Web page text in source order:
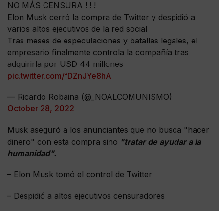
NO MÁS CENSURA ! ! !
Elon Musk cerró la compra de Twitter y despidió a
varios altos ejecutivos de la red social
Tras meses de especulaciones y batallas legales, el
empresario finalmente controla la compañía tras
adquirirla por USD 44 millones
pic.twitter.com/fDZnJYe8hA
— Ricardo Robaina (@_NOALCOMUNISMO)
October 28, 2022
Musk aseguró a los anunciantes que no busca "hacer
dinero" con esta compra sino "tratar de ayudar a la
humanidad".
– Elon Musk tomó el control de Twitter
– Despidió a altos ejecutivos censuradores